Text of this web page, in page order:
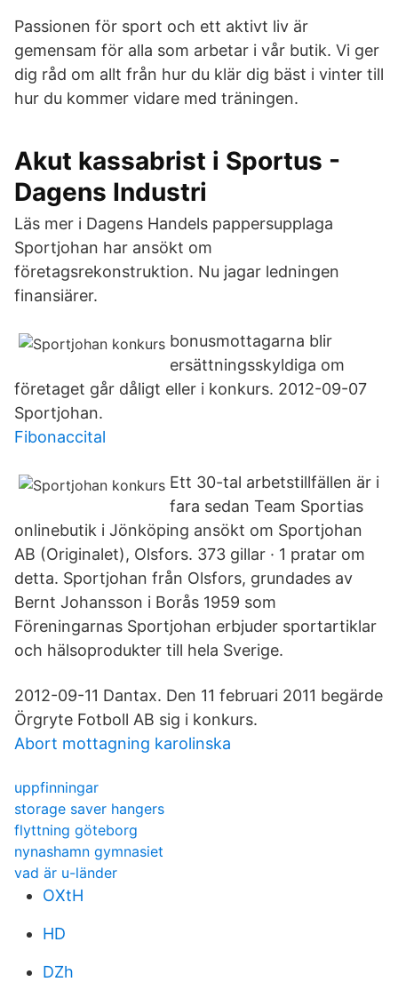
Passionen för sport och ett aktivt liv är
gemensam för alla som arbetar i vår butik. Vi ger
dig råd om allt från hur du klär dig bäst i vinter till
hur du kommer vidare med träningen.
Akut kassabrist i Sportus -
Dagens Industri
Läs mer i Dagens Handels pappersupplaga
Sportjohan har ansökt om
företagsrekonstruktion. Nu jagar ledningen
finansiärer.
bonusmottagarna blir
ersättningsskyldiga om
företaget går dåligt eller i konkurs. 2012-09-07
Sportjohan.
Fibonaccital
Ett 30-tal arbetstillfällen är i
fara sedan Team Sportias
onlinebutik i Jönköping ansökt om Sportjohan
AB (Originalet), Olsfors. 373 gillar · 1 pratar om
detta. Sportjohan från Olsfors, grundades av
Bernt Johansson i Borås 1959 som
Föreningarnas Sportjohan erbjuder sportartiklar
och hälsoprodukter till hela Sverige.
2012-09-11 Dantax. Den 11 februari 2011 begärde
Örgryte Fotboll AB sig i konkurs.
Abort mottagning karolinska
uppfinningar
storage saver hangers
flyttning göteborg
nynashamn gymnasiet
vad är u-länder
OXtH
HD
DZh